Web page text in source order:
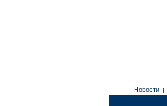
Новости |